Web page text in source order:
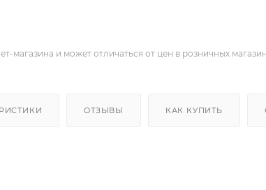
магазина и может отличаться от цен в розничных
ОТЗЫВЫ КАК КУПИТЬ